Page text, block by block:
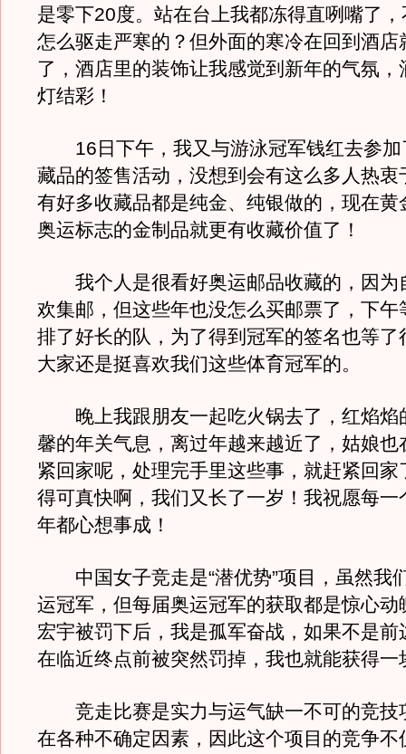
是零下20度。站在台上我都冻得直咧嘴了
怎么驱走严寒的？但外面的寒冷在回到酒店
了，酒店里的装饰让我感觉到新年的气氛，
灯结彩！
16日下午，我又与游泳冠军钱红去参加
藏品的签售活动，没想到会有这么多人热衷
有好多收藏品都是纯金、纯银做的，现在黄
奥运标志的金制品就更有收藏价值了！
我个人是很看好奥运邮品收藏的，因为
欢集邮，但这些年也没怎么买邮票了，下午
排了好长的队，为了得到冠军的签名也等了
大家还是挺喜欢我们这些体育冠军的。
晚上我跟朋友一起吃火锅去了，红焰焰
馨的年关气息，离过年越来越近了，姑娘也
紧回家呢，处理完手里这些事，就赶紧回家
得可真快啊，我们又长了一岁！我祝愿每一
年都心想事成！
中国女子竞走是“潜优势”项目，虽然我
运冠军，但每届奥运冠军的获取都是惊心动
宏宇被罚下后，我是孤军奋战，如果不是前
在临近终点前被突然罚掉，我也就能获得一
竞走比赛是实力与运气缺一不可的竞技
在各种不确定因素，因此这个项目的竞争不